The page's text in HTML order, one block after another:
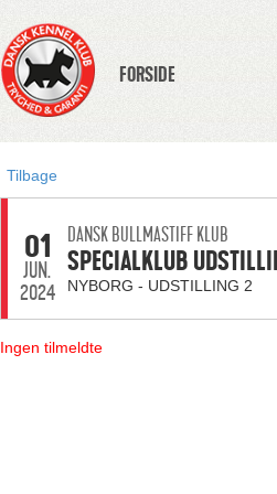
FORSIDE
Tilbage
01
JUN.
2024
DANSK BULLMASTIFF KLUB
SPECIALKLUB
NYBORG - UDSTILLING 2
Ingen tilmeldte